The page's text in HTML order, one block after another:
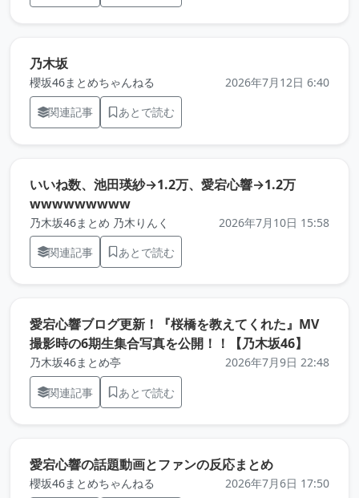
乃木坂
櫻坂46まとめちゃんねる
2026年7月12日 6:40
関連記事
あとで読む
いいね数、池田瑛紗→1.2万、愛宕心響→1.2万
wwwwwwwww（元記事を新しいタブで開きます）
乃木坂46まとめ 乃木りんく
2026年7月10日 15:58
関連記事
あとで読む
愛宕心響ブログ更新！『桜橋を教えてくれた』MV
撮影時の6期生集合写真を公開！！【乃木坂46】
乃木坂46まとめ亭
2026年7月9日 22:48
関連記事
あとで読む
愛宕心響の話題動画とファンの反応まとめ（元記事を新
櫻坂46まとめちゃんねる
2026年7月6日 17:50